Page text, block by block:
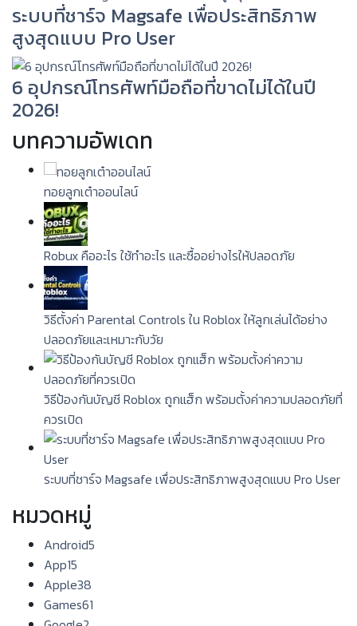
ระบบที่ชาร์จ Magsafe เพื่อประสิทธิภาพ
สูงสุดแบบ Pro User
6 อุปกรณ์โทรศัพท์มือถือที่ขาดไม่ได้ในปี
2026!
บทความอัพเดท
ทอยลูกเต๋าออนไลน์
Robux คืออะไร ใช้ทำอะไร และซื้ออย่างไรให้ปลอดภัย
วิธีตั้งค่า Parental Controls ใน Roblox ให้ลูกเล่นได้อย่าง
ปลอดภัยและเหมาะกับวัย
วิธีป้องกันบัญชี Roblox ถูกแฮ็ก พร้อมตั้งค่าความปลอดภัยที่
ควรเปิด
ระบบที่ชาร์จ Magsafe เพื่อประสิทธิภาพสูงสุดแบบ Pro User
หมวดหมู่
Android5
App15
Apple38
Games61